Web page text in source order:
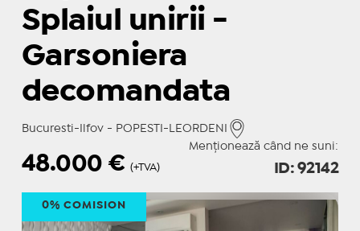
Splaiul unirii -
Garsoniera
decomandata
Bucuresti-Ilfov - POPESTI-LEORDENI
Menționează când ne suni:
48.000€ (+TVA) ID: 92142
0% COMISION